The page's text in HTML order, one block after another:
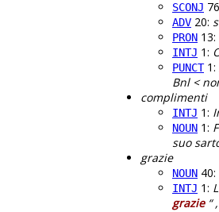
SCONJ
ADV 20:
PRON 13:
INTJ 1:
PUNCT1:
Bnl <
complimenti
INTJ 1:
NOUN 1:
suo
grazie
NOUN 40:
INTJ 1:
grazie“